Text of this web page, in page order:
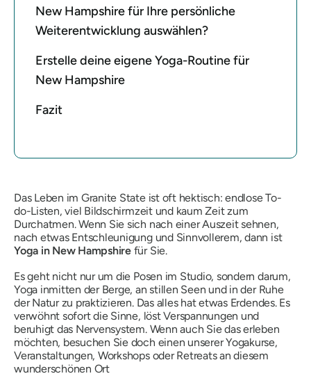
New Hampshire für Ihre persönliche
Weiterentwicklung auswählen?
Erstelle deine eigene Yoga-Routine für
New Hampshire
Fazit
Das Leben im Granite State ist oft hektisch: endlose To-
do-Listen, viel Bildschirmzeit und kaum Zeit zum
Durchatmen. Wenn Sie sich nach einer Auszeit sehnen,
nach etwas Entschleunigung und Sinnvollerem, dann ist
Yoga in New Hampshirefür Sie.
Es geht nicht nur um die Posen im Studio, sondern darum,
Yoga inmitten der Berge, an stillen Seen und in der Ruhe
der Natur zu praktizieren. Das alles hat etwas Erdendes. Es
verwöhnt sofort die Sinne, löst Verspannungen und
beruhigt das Nervensystem. Wenn auch Sie das erleben
möchten, besuchen Sie doch einen unserer Yogakurse,
Veranstaltungen, Workshops oder Retreats an diesem
wunderschönen Ort